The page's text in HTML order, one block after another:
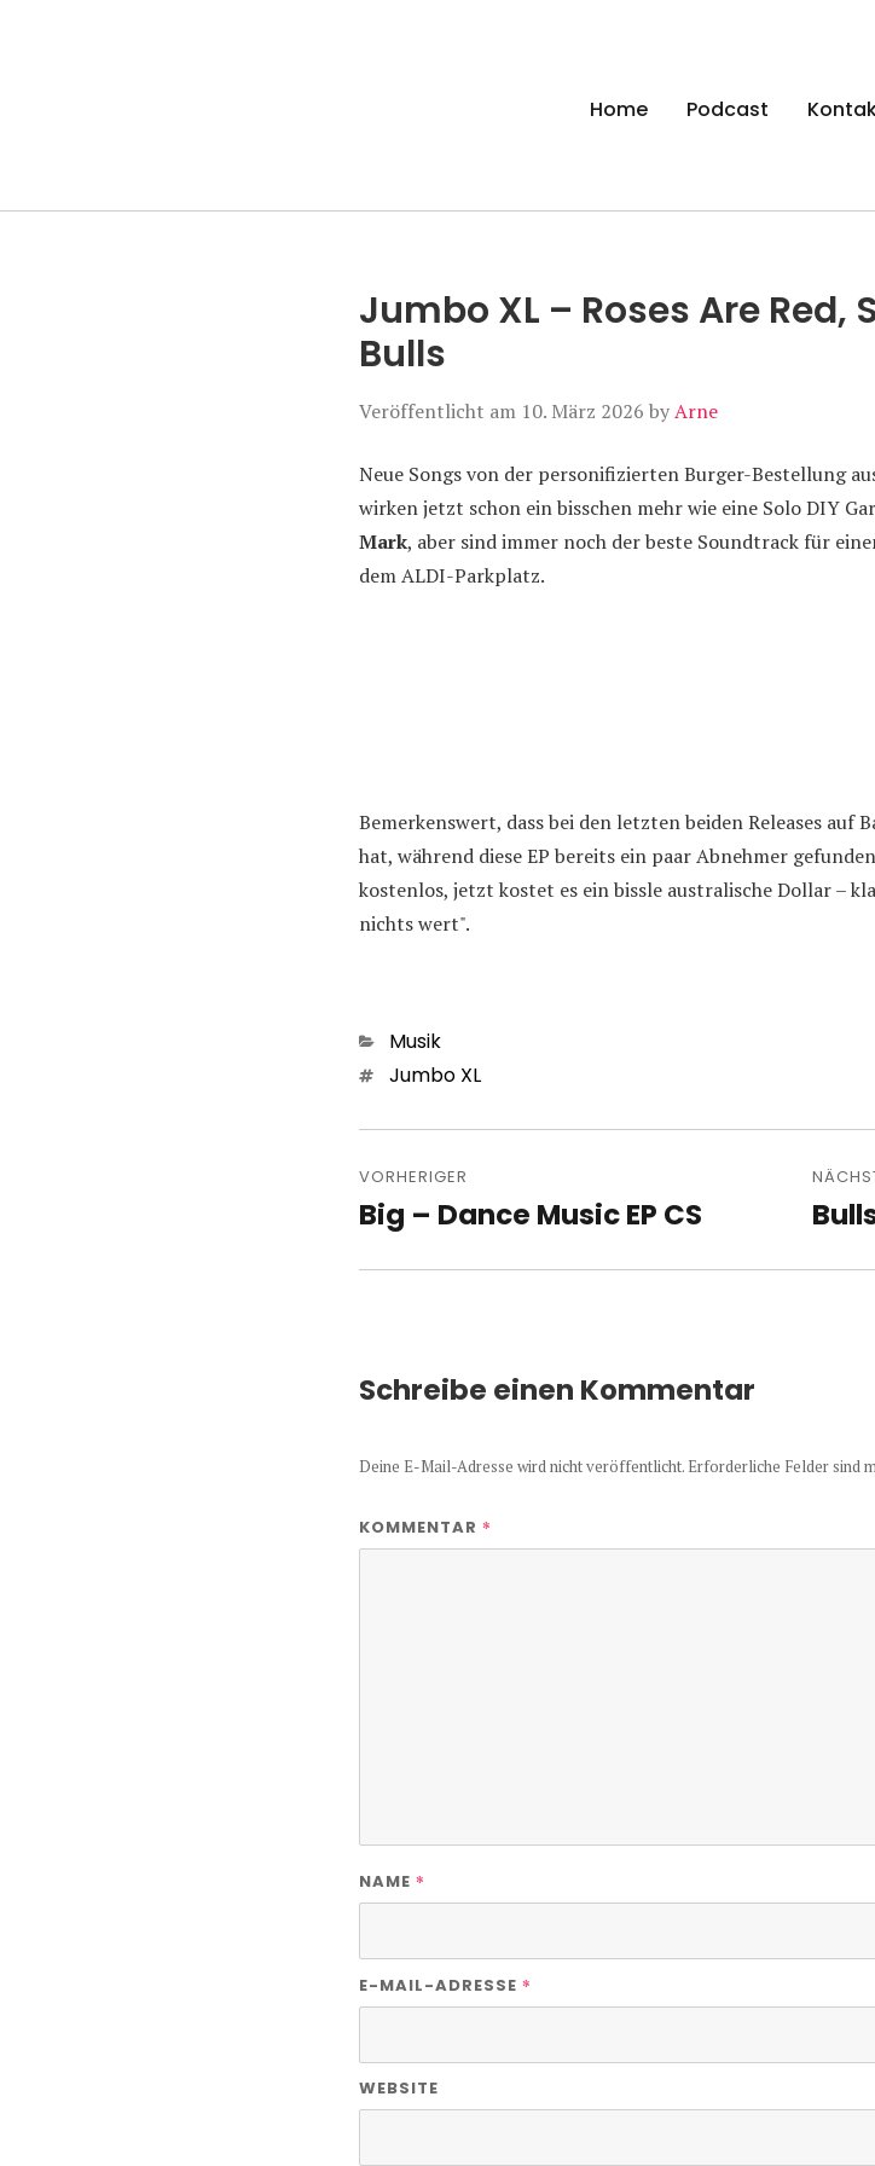
Manierenversagen
Home Podcast
Jumbo XL – Roses Are Red,
Bulls
Veröffentlicht am 10. März 2026 byArne
Neue Songs von der personifizierten Burger-Bestellung
wirken jetzt schon ein bisschen mehr wie eine Solo DIY
Mark, aber sind immer noch der beste Soundtrack für
dem ALDI-Parkplatz.
Bemerkenswert, dass bei den letzten beiden Releases auf
hat, während diese EP bereits ein paar Abnehmer
kostenlos, jetzt kostet es ein bissle australische Dollar –
nichts wert".
Kategorien
Musik
Schlagwörter
Jumbo XL
VORHERIGER
Vorheriger
Big – Dance Music EP CS
Schreibe einen Kommentar
Deine E-Mail-Adresse wird nicht veröffentlicht. Erforderliche Felder sind
KOMMENTAR *
NAME *
E-MAIL-ADRESSE *
WEBSITE